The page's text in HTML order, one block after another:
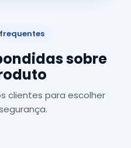
sobre
clientes para escolher